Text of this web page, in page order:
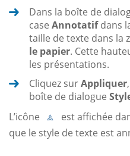
Dans la boîte de
case Annotatifdans
taille de texte dans la
le papier. Cette
les présentations.
Cliquez surAppliquer
boîte de dialogue
L’icône
est affichée
que le style de texte est